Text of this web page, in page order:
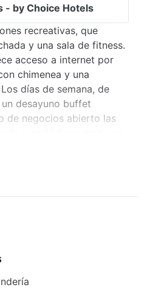
- by Choice Hotels
recreativas, que
y una sala de fitness.
acceso a internet por
chimenea y una
días de semana, de
desayuno buffet
de negocios abierto las
como en tu propia